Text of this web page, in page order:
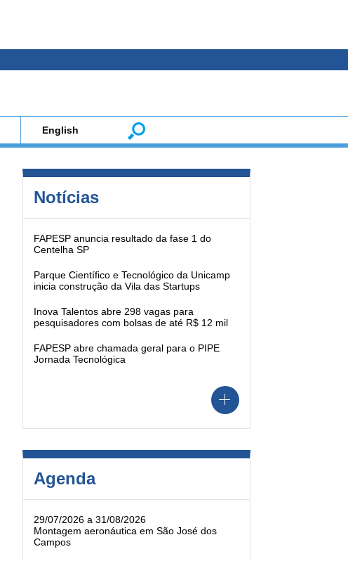
English
Notícias
FAPESP anuncia resultado da fase 1 do
Centelha SP
Parque Científico e Tecnológico da Unicamp
inicia construção da Vila das Startups
Inova Talentos abre 298 vagas para
pesquisadores com bolsas de até R$ 12 mil
FAPESP abre chamada geral para o PIPE
Jornada Tecnológica
Agenda
29/07/2026 a 31/08/2026
Montagem aeronáutica em São José dos
Campos